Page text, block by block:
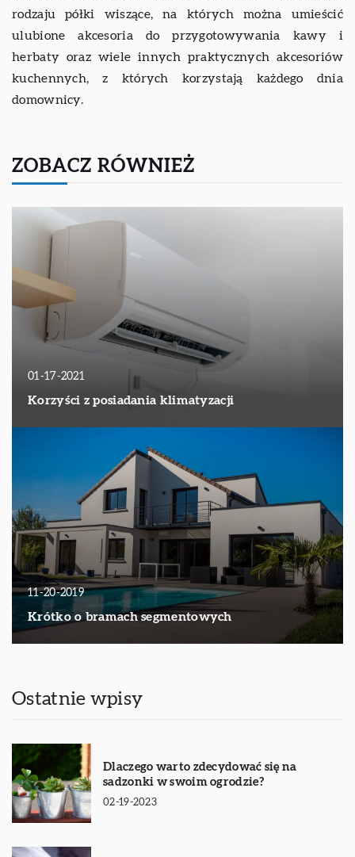
rodzaju półki wiszące, na których można umieścić
ulubione akcesoria do przygotowywania kawy i
herbaty oraz wiele innych praktycznych akcesoriów
kuchennych, z których korzystają każdego dnia
domownicy.
ZOBACZ RÓWNIEŻ
01-17-2021
Korzyści z posiadania klimatyzacji
11-20-2019
Krótko o bramach segmentowych
Ostatnie wpisy
Dlaczego warto zdecydować się na
sadzonki w swoim ogrodzie?
02-19-2023